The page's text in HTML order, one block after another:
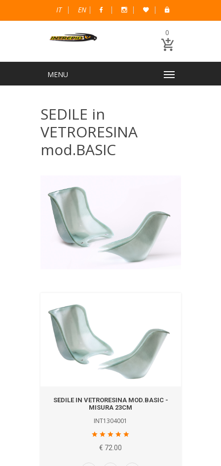
IT EN
0
SEDILE in
VETRORESINA
mod.BASIC
SEDILE IN VETRORESINA MOD.BASIC -
MISURA 23CM
INT1304001
€ 72.00